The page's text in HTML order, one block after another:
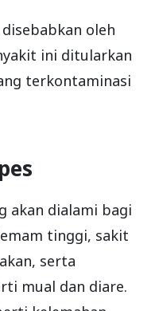
oleh
ini ditularkan
terkontaminasi
akan dialami bagi
tinggi, sakit
serta
mual dan diare.